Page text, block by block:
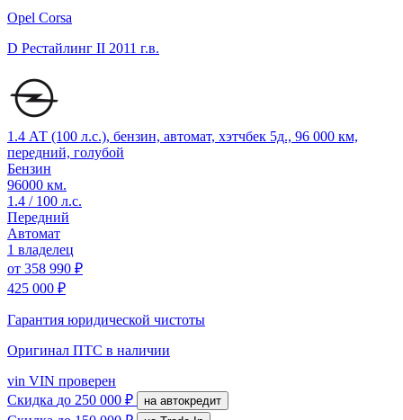
Opel Corsa
D Рестайлинг II 2011 г.в.
1.4 АТ (100 л.с.), бензин, автомат, хэтчбек 5д., 96 000 км,
передний, голубой
Бензин
96000 км.
1.4 / 100 л.с.
Передний
Автомат
1 владелец
от 358 990 ₽
425 000 ₽
Гарантия юридической чистоты
Оригинал ПТС в наличии
vin VIN проверен
Скидка до 250 000 ₽ на автокредит